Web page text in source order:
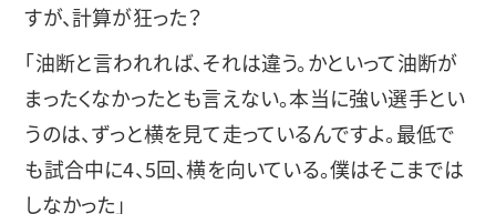
すが、計算が狂った？
「油断と言われれば、それは違う。かといって油断が
まったくなかったとも言えない。本当に強い選手とい
うのは、ずっと横を見て走っているんですよ。最低で
も試合中に4、5回、横を向いている。僕はそこまでは
しなかった」